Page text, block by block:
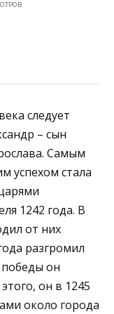
следует
– сын
Самым
успехом стала
1242 года. В
от них
разгромил
он
он в 1245
около города